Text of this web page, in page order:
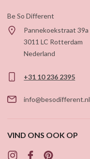
Be So Different
Pannekoekstraat 39a
3011 LC Rotterdam
Nederland
+31 10 236 2395
info@besodifferent.nl
VIND ONS OOK OP